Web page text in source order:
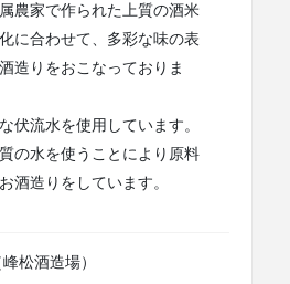
農家で作られた上質の酒米
に合わせて、多彩な味の表
造りをおこなっておりま
伏流水を使用しています。
の水を使うことにより原料
酒造りをしています。
松酒造場）